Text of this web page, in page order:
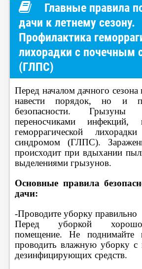
Главные правила
дачи к летнему сезону.
Профилактика
лихорадки с почечным
(ГЛПС)
Перед началом дачного сезона
навести порядок, но и
безопасности.
переносчиками
геморрагической
синдромом (ГЛПС).
происходит при вдыхании
выделениями грызунов.
Основные правила
дачи:
-Проводите уборку правильно
Перед уборкой хорошо
помещение. Не
проводить влажную уборку с
дезинфицирующих средств.